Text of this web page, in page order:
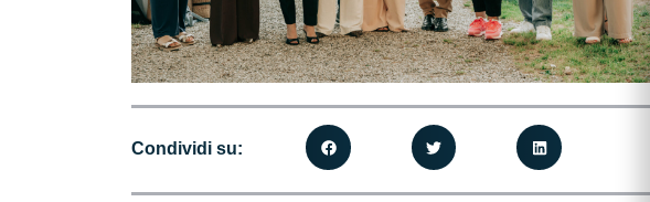
Condividi su: